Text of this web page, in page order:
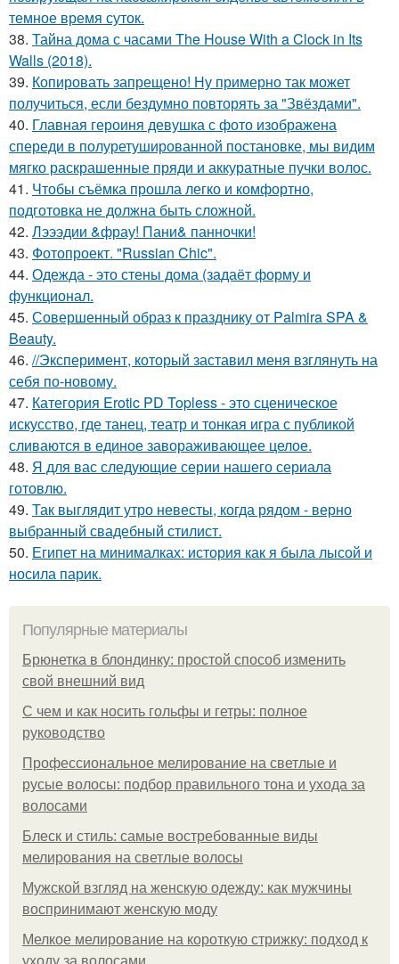
темное время суток.
38. Тайна дома с часами The House With a Clock in Its
Walls (2018).
39. Копировать запрещено! Ну примерно так может
получиться, если бездумно повторять за "Звёздами".
40. Главная героиня девушка с фото изображена
спереди в полуретушированной постановке, мы видим
мягко раскрашенные пряди и аккуратные пучки волос.
41. Чтобы съёмка прошла легко и комфортно,
подготовка не должна быть сложной.
42. Лэээдии &фрау! Пани& панночки!
43. Фотопроект. "Russian Chic".
44. Одежда - это стены дома (задаёт форму и
функционал.
45. Совершенный образ к празднику от Palmira SPA &
Beauty.
46. //Эксперимент, который заставил меня взглянуть на
себя по-новому.
47. Категория Erotic PD Topless - это сценическое
искусство, где танец, театр и тонкая игра с публикой
сливаются в единое завораживающее целое.
48. Я для вас следующие серии нашего сериала
готовлю.
49. Так выглядит утро невесты, когда рядом - верно
выбранный свадебный стилист.
50. Египет на минималках: история как я была лысой и
носила парик.
Популярные материалы
Брюнетка в блондинку: простой способ изменить
свой внешний вид
С чем и как носить гольфы и гетры: полное
руководство
Профессиональное мелирование на светлые и
русые волосы: подбор правильного тона и ухода за
волосами
Блеск и стиль: самые востребованные виды
мелирования на светлые волосы
Мужской взгляд на женскую одежду: как мужчины
воспринимают женскую моду
Мелкое мелирование на короткую стрижку: подход к
уходу за волосами